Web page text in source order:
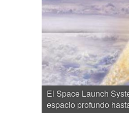
El Space Launch
espacio profundo